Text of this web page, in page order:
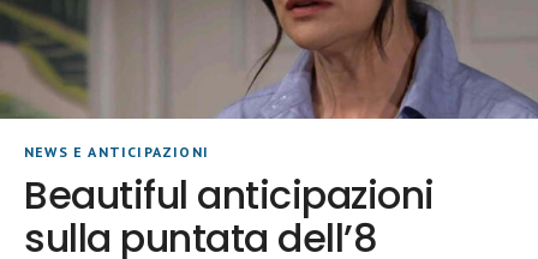
NEWS E ANTICIPAZIONI
Beautiful anticipazioni
sulla puntata dell’8